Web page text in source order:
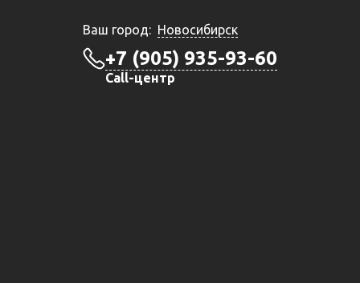
Ваш город: Новосибирск
+7 (905) 935-93-60
Call-центр